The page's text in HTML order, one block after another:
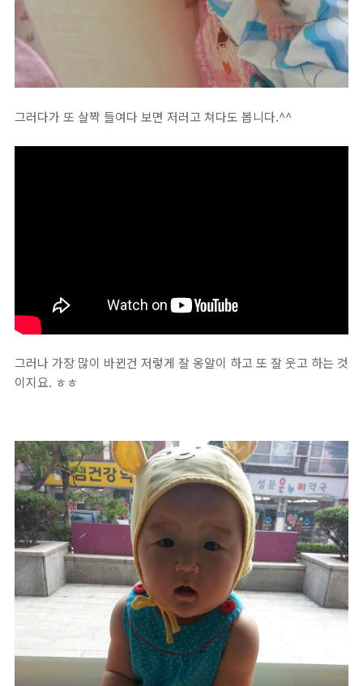
그러다가 또 살짝 들여다 보면 저러고 쳐다도 봅니다.^^
그러나 가장 많이 바뀐건 저렇게 잘 옹알이 하고 또 잘 웃고 하는 것
이지요. ㅎㅎ